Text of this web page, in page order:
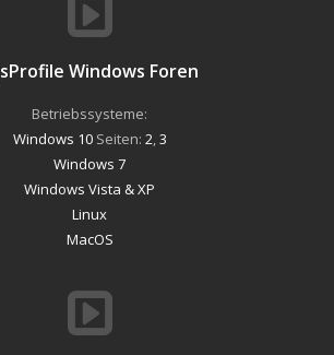
Windows Foren
Betriebssysteme:
Windows 10Seiten: 2 3
Windows 7
Windows Vista & XP
Linux
MacOS